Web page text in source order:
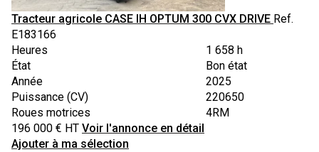
Tracteur agricole CASE IH OPTUM 300 CVX DRIVE Ref.
E183166
Heures
1 658 h
État
Bon état
Année
2025
Puissance (CV)
220650
Roues motrices
4RM
196 000 € HT Voir l'annonce en détail
Ajouter à ma sélection